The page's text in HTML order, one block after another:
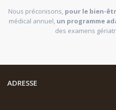
Nous préconisons, pour le bien-
médical annuel, un programme
des examens
ADRESSE